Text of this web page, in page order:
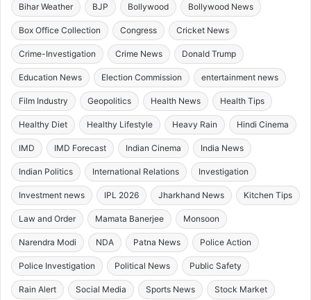
Bihar Weather BJP Bollywood Bollywood News
Box Office Collection Congress Cricket News
Crime-Investigation Crime News Donald Trump
Education News Election Commission entertainment news
Film Industry Geopolitics Health News Health Tips
Healthy Diet Healthy Lifestyle Heavy Rain Hindi Cinema
IMD IMD Forecast Indian Cinema India News
Indian Politics International Relations Investigation
Investment news IPL 2026 Jharkhand News Kitchen Tips
Law and Order Mamata Banerjee Monsoon
Narendra Modi NDA Patna News Police Action
Police Investigation Political News Public Safety
Rain Alert Social Media Sports News Stock Market